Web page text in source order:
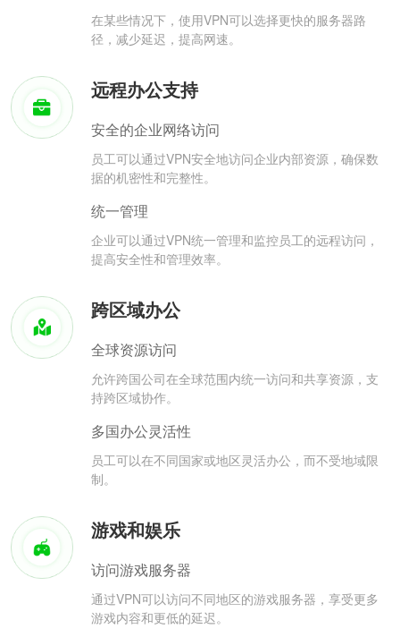
在某些情况下，使用VPN可以选择更快的服务器路
径，减少延迟，提高网速。
远程办公支持
安全的企业网络访问
员工可以通过VPN安全地访问企业内部资源，确保数
据的机密性和完整性。
统一管理
企业可以通过VPN统一管理和监控员工的远程访问，
提高安全性和管理效率。
跨区域办公
全球资源访问
允许跨国公司在全球范围内统一访问和共享资源，支
持跨区域协作。
多国办公灵活性
员工可以在不同国家或地区灵活办公，而不受地域限
制。
游戏和娱乐
访问游戏服务器
通过VPN可以访问不同地区的游戏服务器，享受更多
游戏内容和更低的延迟。